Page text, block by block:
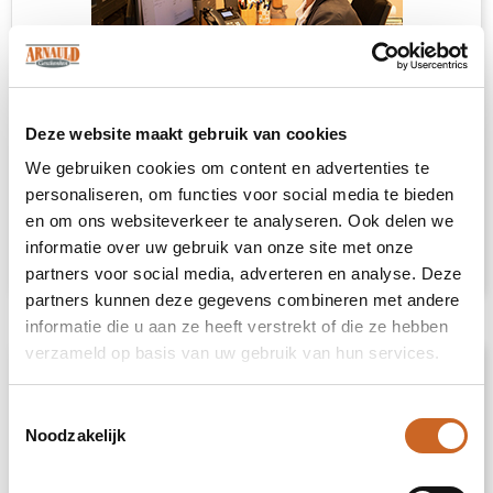
Deze website maakt gebruik van cookies
We gebruiken cookies om content en advertenties te
personaliseren, om functies voor social media te bieden
en om ons websiteverkeer te analyseren. Ook delen we
informatie over uw gebruik van onze site met onze
partners voor social media, adverteren en analyse. Deze
partners kunnen deze gegevens combineren met andere
informatie die u aan ze heeft verstrekt of die ze hebben
verzameld op basis van uw gebruik van hun services.
Noodzakelijk
Heb je niet kunnen vinden wat je
zoekt?
Neem contact met ons op voor een advies
op maat.
Omschrijving
Deze PVC-poncho is verpakt in een